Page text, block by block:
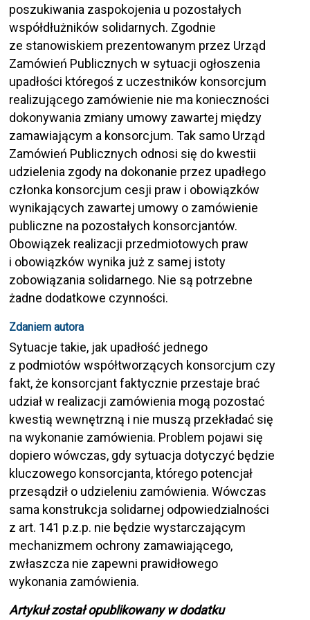
poszukiwania zaspokojenia u pozostałych
współdłużników solidarnych. Zgodnie
ze stanowiskiem prezentowanym przez Urząd
Zamówień Publicznych w sytuacji ogłoszenia
upadłości któregoś z uczestników konsorcjum
realizującego zamówienie nie ma konieczności
dokonywania zmiany umowy zawartej między
zamawiającym a konsorcjum. Tak samo Urząd
Zamówień Publicznych odnosi się do kwestii
udzielenia zgody na dokonanie przez upadłego
członka konsorcjum cesji praw i obowiązków
wynikających zawartej umowy o zamówienie
publiczne na pozostałych konsorcjantów.
Obowiązek realizacji przedmiotowych praw
i obowiązków wynika już z samej istoty
zobowiązania solidarnego. Nie są potrzebne
żadne dodatkowe czynności.
Zdaniem autora
Sytuacje takie, jak upadłość jednego
z podmiotów współtworzących konsorcjum czy
fakt, że konsorcjant faktycznie przestaje brać
udział w realizacji zamówienia mogą pozostać
kwestią wewnętrzną i nie muszą przekładać się
na wykonanie zamówienia. Problem pojawi się
dopiero wówczas, gdy sytuacja dotyczyć będzie
kluczowego konsorcjanta, którego potencjał
przesądził o udzieleniu zamówienia. Wówczas
sama konstrukcja solidarnej odpowiedzialności
z art. 141 p.z.p. nie będzie wystarczającym
mechanizmem ochrony zamawiającego,
zwłaszcza nie zapewni prawidłowego
wykonania zamówienia.
Artykuł został opublikowany w dodatku